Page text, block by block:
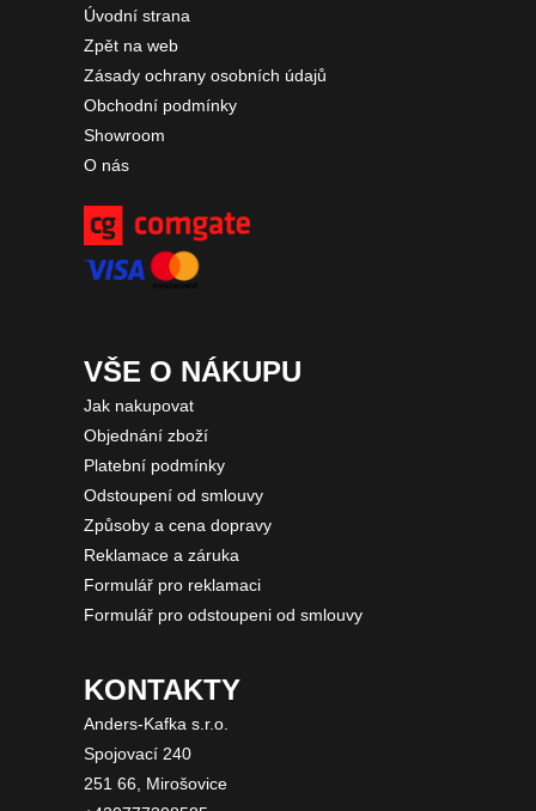
Úvodní strana
Zpět na web
Zásady ochrany osobních údajů
Obchodní podmínky
Showroom
O nás
VŠE O NÁKUPU
Jak nakupovat
Objednání zboží
Platební podmínky
Odstoupení od smlouvy
Způsoby a cena dopravy
Reklamace a záruka
Formulář pro reklamaci
Formulář pro odstoupeni od smlouvy
KONTAKTY
Anders-Kafka s.r.o.
Spojovací 240
251 66, Mirošovice